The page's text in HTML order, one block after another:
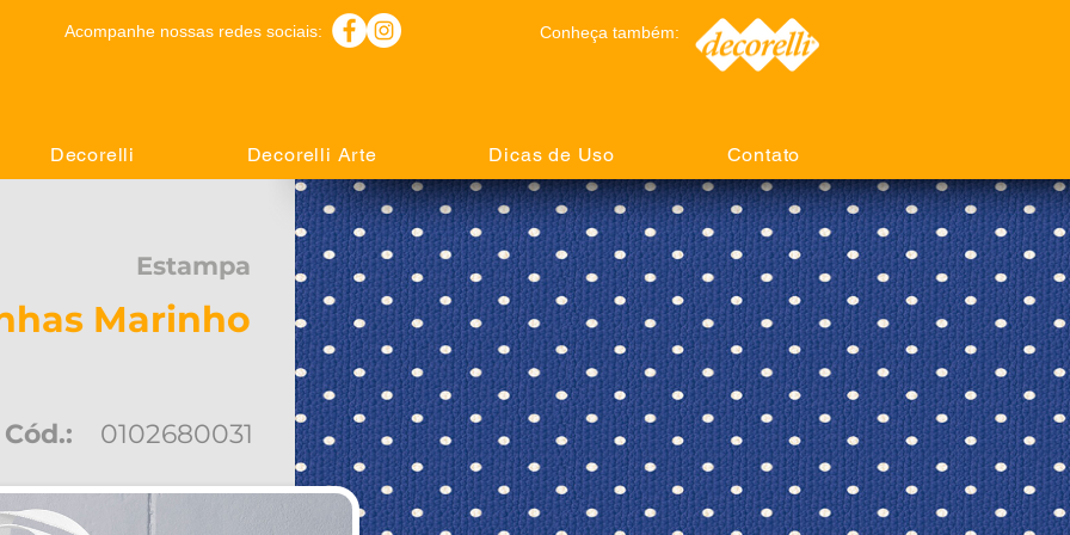
Estampa
Marinho
Cód.: 0102680031
Acompanhe nossas redes sociais: Conheça também:
Decorelli Decorelli Arte Dicas de Uso Contato